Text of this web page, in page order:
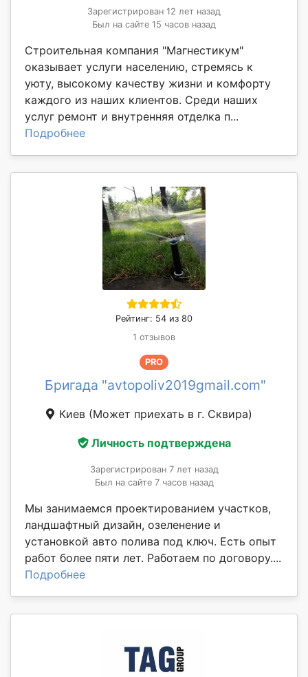
Зарегистрирован 12 лет назад
Был на сайте 15 часов назад
Строительная компания "Магнестикум"
оказывает услуги населению, стремясь к
уюту, высокому качеству жизни и комфорту
каждого из наших клиентов. Среди наших
услуг ремонт и внутренняя отделка п...
Подробнее
Рейтинг: 54 из 80
1 отзывов
PRO
Бригада "avtopoliv2019gmail.com"
Киев (Может приехать в г. Сквирa)
Личность подтверждена
Зарегистрирован 7 лет назад
Был на сайте 7 часов назад
Мы занимаемся проектированием участков,
ландшафтный дизайн, озеленение и
установкой авто полива под ключ. Есть опыт
работ более пяти лет. Работаем по договору....
Подробнее